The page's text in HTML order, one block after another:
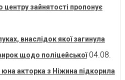
центру зайнятості пропонує
внаслідок якої загинула
щодо поліцейської 04.08.
акторка з Ніжина підкорила